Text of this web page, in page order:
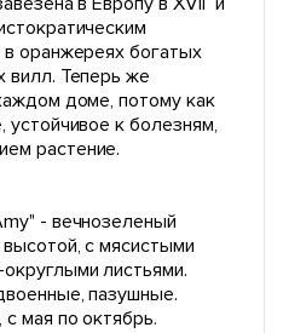
оранжереях богатых
вилл. Теперь же
доме, потому как
устойчивое к болезням,
растение.
- вечнозеленый
с мясистыми
листьями.
пазушные.
мая по октябрь.